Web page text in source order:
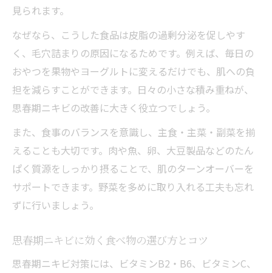
思春期ニキビ対策に役立つ簡単レシピ集
思春期ニキビに効く食事レシピで手軽に対
策
時短で作れる思春期ニキビ向けレシピ特集
思春期ニキビ改善におすすめの朝ごはん例
おやつや間食で思春期ニキビをサポート
お弁当にも使える思春期ニキビ対策メニュ
ー
フルーツで始める肌ケア習慣のススメ
ツ
旬のフルーツで思春期ニキビケアを楽しも
見られます。
なぜなら、こうした食品は皮脂の過剰分泌を促しやす
く、毛穴詰まりの原因になるためです。例えば、毎日の
おやつを果物やヨーグルトに変えるだけでも、肌への負
担を減らすことができます。日々の小さな積み重ねが、
思春期ニキビの改善に大きく役立つでしょう。
また、食事のバランスを意識し、主食・主菜・副菜を揃
えることも大切です。肉や魚、卵、大豆製品などのたん
ぱく質源をしっかり摂ることで、肌のターンオーバーを
サポートできます。野菜を多めに取り入れる工夫も忘れ
ずに行いましょう。
思春期ニキビに効く食べ物の選び方とコツ
思春期ニキビ対策には、ビタミンB2・B6、ビタミンC、